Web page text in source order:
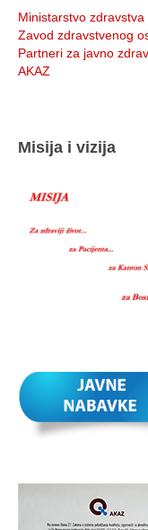
Ministarstvo
Zavod zdravstvenog
Partneri za javno
AKAZ
Misija i vizija